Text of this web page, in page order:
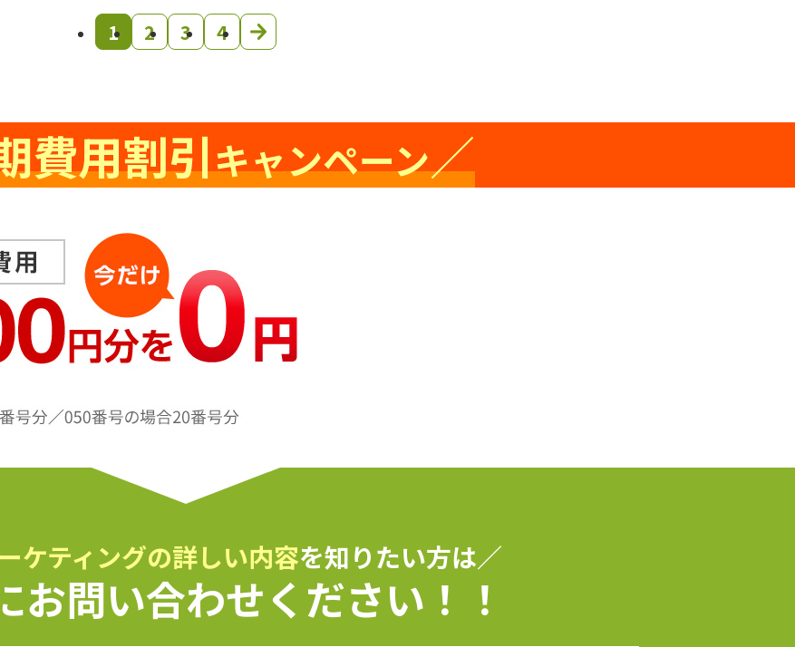
1 2 3 4
費用割引キャンペーン／
ケティングの詳しい内容を知りたい方は／
お問い合わせください！！